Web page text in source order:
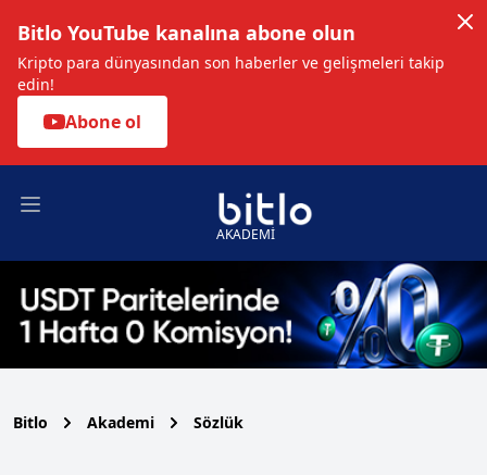
Bitlo YouTube kanalına abone olun
Kripto para dünyasından son haberler ve gelişmeleri takip
edin!
Abone ol
Open main menu
AKADEMİ
Bitlo Akademi Sözlük